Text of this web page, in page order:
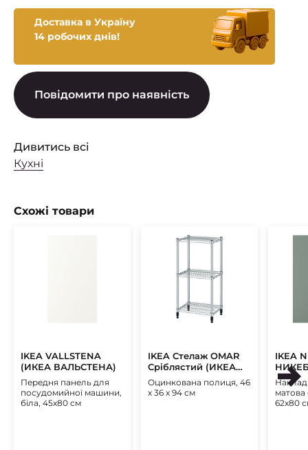
Доставка в Україну
14 робочих днів!
Повідомити про наявність
Дивитись всі
Кухні
Схожі товари
IKEA VALLSTENA
(ИКЕА ВАЛЬСТЕНА)
Передня панель для
посудомийної машини,
біла, 45x80 см
IKEA Стелаж OMAR
Сріблястий (ИКЕА
ОМАР)
Оцинкована полиця, 46
x 36 x 94 см
IKEA
матова
62x80